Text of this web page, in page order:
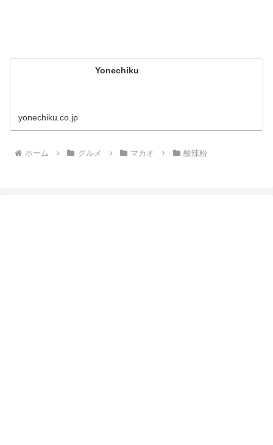
Yonechiku
yonechiku.co.jp
ホーム グルメ マカオ 酸辣粉